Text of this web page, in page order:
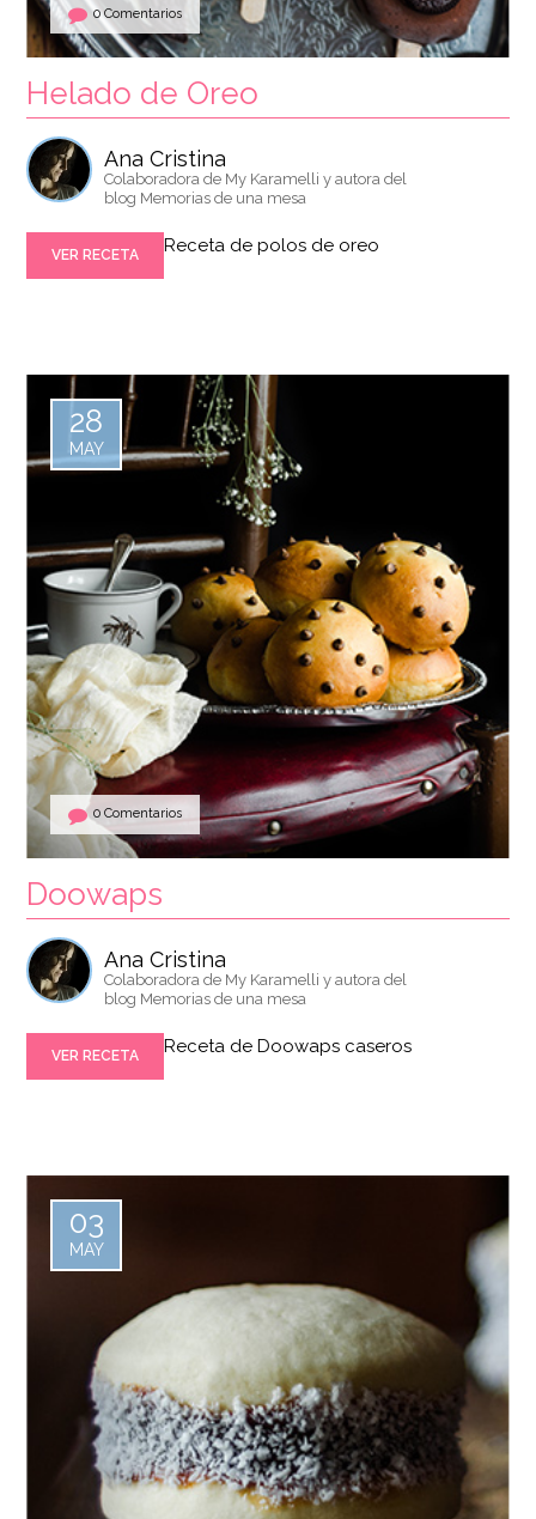
0 Comentarios
Helado de Oreo
Ana Cristina
Colaboradora de My Karamelli y autora del
blog Memorias de una mesa
Receta de polos de oreo
VER RECETA
0 Comentarios
28
MAY
Doowaps
Ana Cristina
Colaboradora de My Karamelli y autora del
blog Memorias de una mesa
Receta de Doowaps caseros
VER RECETA
03
MAY